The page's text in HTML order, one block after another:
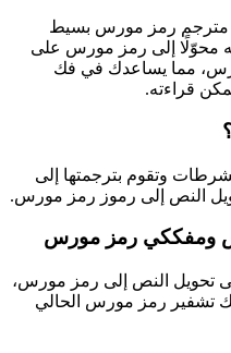
مترجم رمز مورس بسيط
محوّلًا إلى رمز مورس على
مما يساعدك في فك
قراءته.
وتقوم بترجمتها إلى
تحويل النص إلى رموز رمز مورس.
ومفككي رمز مورس
تحويل النص إلى رمز مورس،
تشفير رمز مورس الحالي